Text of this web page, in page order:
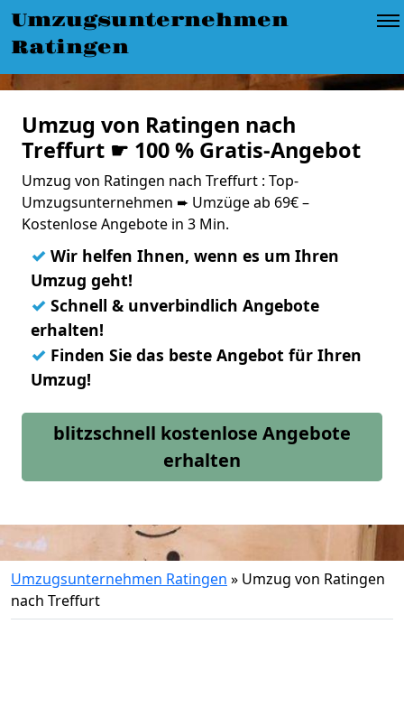
Umzugsunternehmen
Ratingen
Umzug von Ratingen nach
Treffurt ☛ 100 % Gratis-Angebot
Umzug von Ratingen nach Treffurt : Top-
Umzugsunternehmen ➨ Umzüge ab 69€ –
Kostenlose Angebote in 3 Min.
✓ Wir helfen Ihnen, wenn es um Ihren
Umzug geht!
✓ Schnell & unverbindlich Angebote
erhalten!
✓ Finden Sie das beste Angebot für Ihren
Umzug!
blitzschnell kostenlose Angebote
erhalten
Umzugsunternehmen Ratingen » Umzug von Ratingen
nach Treffurt